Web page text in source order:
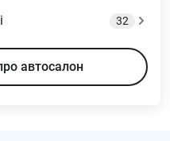
32
автосалон